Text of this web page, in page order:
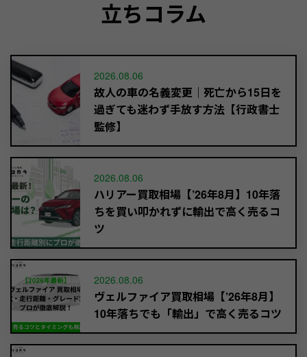
立ちコラム
2026.08.06
故人の車の名義変更｜死亡から15日を
過ぎても迷わず手放す方法【行政書士
監修】
2026.08.06
ハリアー買取相場【’26年8月】10年落
ちを買い叩かれずに輸出で高く売るコ
ツ
2026.08.06
ヴェルファイア買取相場【’26年8月】
10年落ちでも「輸出」で高く売るコツ